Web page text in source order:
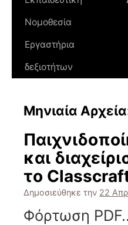
Νομοθεσία
Εργαστήρια
δεξιοτήτων
Μηνιαία
και
το
Δημοσιεύθηκε την 22
Φόρτωση